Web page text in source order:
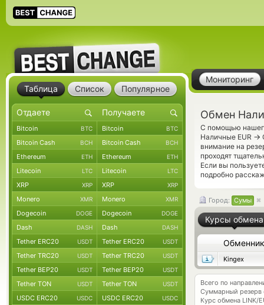
Мониторинг
Обмен
С помощью
Наличные EUR →
внимание на
проходят
Если вы
подробно
Город: Сумы
Курсы обмена
Обменник
Kingex
Всего по
Суммарный резерв
Курс обмена LINK/
Таблица Список Популярное
Bitcoin BTC Bitcoin BTC
Bitcoin Cash BCH Bitcoin Cash BCH
Ethereum ETH Ethereum ETH
Litecoin LTC Litecoin LTC
XRP XRP XRP XRP
Monero XMR Monero XMR
Dogecoin DOGE Dogecoin DOGE
Dash DASH Dash DASH
Tether ERC20 USDT Tether ERC20 USDT
Tether TRC20 USDT Tether TRC20 USDT
Tether BEP20 USDT Tether BEP20 USDT
Tether TON USDT Tether TON USDT
USDC ERC20 USDC USDC ERC20 USDC